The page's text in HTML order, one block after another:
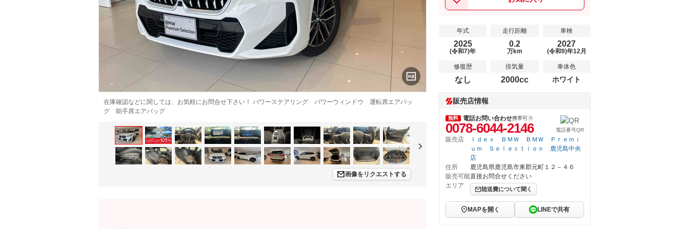
在庫確認などに関しては、お気軽にお問合せ下さい！ パワーステアリング パワーウィンドウ 運転席エアバッ
グ 助手席エアバッグ
画像をリクエストする
年式
2025
(令和7)年
走行距離
0.2
万km
車検
2027
(令和9)年12月
修復歴
なし
排気量
2000cc
車体色
ホワイト
販売店情報
無料 電話お問い合わせ携帯可
0078-6044-2146 電話番号QR
販売店
Ｉｄｅｘ ＢＭＷ ＢＭＷ Ｐｒｅｍｉ
ｕｍ Ｓｅｌｅｃｔｉｏｎ 鹿児島中央
店
住所
鹿児島県鹿児島市東郡元町１２－４６
販売可能
エリア
直接お問合せください
陸送費について聞く
MAPを開く LINEで共有